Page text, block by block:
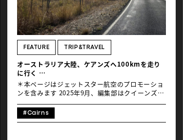
ENTRY
NEWS
FEATURE TRIP&TRAVEL
オーストラリア大陸、ケアンズへ100kmを走り
に行く
〜自転車で楽しむクイーンズランド州の旅【前
編】〜
＊本ページはジェットスター航空のプロモーショ
ンを含みます 2025年9月、編集部はクイーンズラ
ント「Port Douglas Gran
Fondo（https://portdouglasgranfondo.com.au/）」
#Cairns